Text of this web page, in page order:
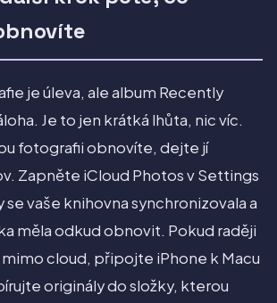
je úleva, ale album Recently
Je to jen krátká lhůta, nic víc.
fotografii obnovíte, dejte jí
Zapněte iCloud Photos v Settings
se vaše knihovna synchronizovala a
měla odkud obnovit. Pokud raději
cloud, připojte iPhone k Macu
originály do složky, kterou